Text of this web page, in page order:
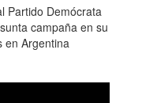
Partido Demócrata
campaña en su
en Argentina